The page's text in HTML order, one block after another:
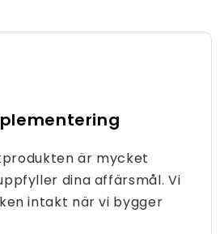
är mycket
dina affärsmål. Vi
intakt när vi bygger